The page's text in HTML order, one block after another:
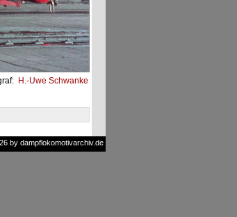
H.-Uwe Schwanke
by dampflokomotivarchiv.de